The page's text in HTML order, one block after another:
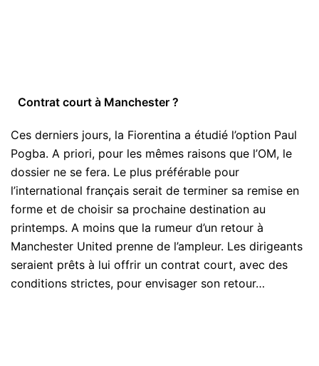
Contrat court à Manchester ?
Ces derniers jours, la Fiorentina a étudié l’option Paul
Pogba. A priori, pour les mêmes raisons que l’OM, le
dossier ne se fera. Le plus préférable pour
l’international français serait de terminer sa remise en
forme et de choisir sa prochaine destination au
printemps. A moins que la rumeur d’un retour à
Manchester United prenne de l’ampleur. Les dirigeants
seraient prêts à lui offrir un contrat court, avec des
conditions strictes, pour envisager son retour…